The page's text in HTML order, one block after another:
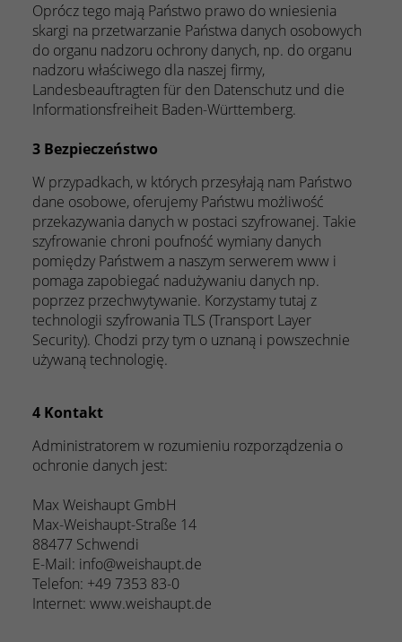
Oprócz tego mają Państwo prawo do wniesienia
skargi na przetwarzanie Państwa danych osobowych
do organu nadzoru ochrony danych, np. do organu
nadzoru właściwego dla naszej firmy,
Landesbeauftragten für den Datenschutz und die
Informationsfreiheit Baden-Württemberg.
3 Bezpieczeństwo
W przypadkach, w których przesyłają nam Państwo
dane osobowe, oferujemy Państwu możliwość
przekazywania danych w postaci szyfrowanej. Takie
szyfrowanie chroni poufność wymiany danych
pomiędzy Państwem a naszym serwerem www i
pomaga zapobiegać nadużywaniu danych np.
poprzez przechwytywanie. Korzystamy tutaj z
technologii szyfrowania TLS (Transport Layer
Security). Chodzi przy tym o uznaną i powszechnie
używaną technologię.
4 Kontakt
Administratorem w rozumieniu rozporządzenia o
ochronie danych jest:
Max Weishaupt GmbH
Max-Weishaupt-Straße 14
88477 Schwendi
E-Mail: info@weishaupt.de
Telefon: +49 7353 83-0
Internet: www.weishaupt.de